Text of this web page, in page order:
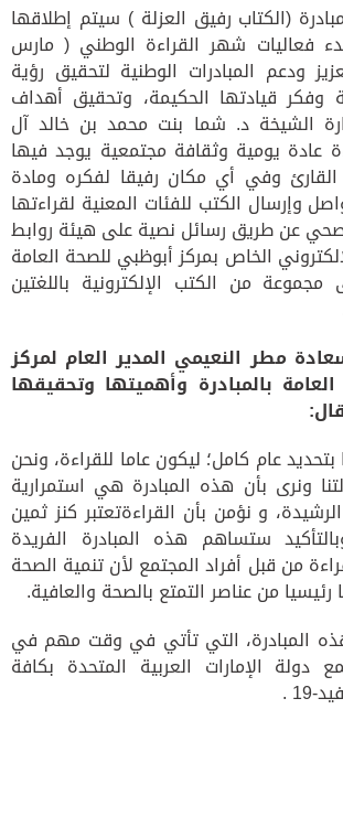
(الكتاب رفيق العزلة) سيتم إطلاقها
فعاليات شهر القراءة الوطني ( مارس
ودعم المبادرات الوطنية لتحقيق رؤية
وفكر قيادتها الحكيمة، وتحقيق أهداف
الشيخة د. شما بنت محمد بن خالد آل
عادة يومية وثقافة مجتمعية يوجد فيها
القارئ وفي أي مكان رفيقا لفكره ومادة
وإرسال الكتب للفئات المعنية لقراءتها
عن طريق رسائل نصية على هيئة روابط
الخاص بمركز أبوظبي للصحة العامة
من الكتب الإلكترونية باللغتين
مطر النعيمي المدير العام لمركز
بالمبادرة وأهميتها وتحقيقها
:
عام كامل؛ ليكون عاما للقراءة، ونحن
ونرى بأن هذه المبادرة هي استمرارية
و نؤمن بأن القراءةتعتبر كنز ثمين
ستساهم هذه المبادرة الفريدة
من قبل أفراد المجتمع لأن تنمية الصحة
رئيسيا من عناصر التمتع بالصحة والعافية.
المبادرة، التي تأتي في وقت مهم في
دولة الإمارات العربية المتحدة بكافة
-19 .